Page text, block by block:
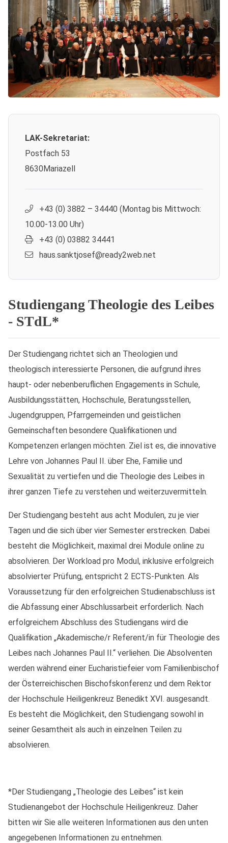
LAK-Sekretariat:
Postfach 53
8630Mariazell
+43 (0) 3882 – 34440 (Montag bis Mittwoch:
10.00-13.00 Uhr)
+43 (0) 03882 34441
haus.sanktjosef@ready2web.net
Studiengang Theologie des Leibes
- STdL*
Der Studiengang richtet sich an Theologien und
theologisch interessierte Personen, die aufgrund ihres
haupt- oder nebenberuflichen Engagements in Schule,
Ausbildungsstätten, Hochschule, Beratungsstellen,
Jugendgruppen, Pfarrgemeinden und geistlichen
Gemeinschaften besondere Qualifikationen und
Kompetenzen erlangen möchten. Ziel ist es, die innovative
Lehre von Johannes Paul II. über Ehe, Familie und
Sexualität zu vertiefen und die Theologie des Leibes in
ihrer ganzen Tiefe zu verstehen und weiterzuvermitteln.
Der Studiengang besteht aus acht Modulen, zu je vier
Tagen und die sich über vier Semester erstrecken. Dabei
besteht die Möglichkeit, maximal drei Module online zu
absolvieren. Der Workload pro Modul, inklusive erfolgreich
absolvierter Prüfung, entspricht 2 ECTS-Punkten. Als
Voraussetzung für den erfolgreichen Studienabschluss ist
die Abfassung einer Abschlussarbeit erforderlich. Nach
erfolgreichem Abschluss des Studiengans wird die
Qualifikation „Akademische/r Referent/in für Theologie des
Leibes nach Johannes Paul II.“ verliehen. Die Absolventen
werden während einer Eucharistiefeier vom Familienbischof
der Österreichischen Bischofskonferenz und dem Rektor
der Hochschule Heiligenkreuz Benedikt XVI. ausgesandt.
Es besteht die Möglichkeit, den Studiengang sowohl in
seiner Gesamtheit als auch in einzelnen Teilen zu
absolvieren.
*Der Studiengang „Theologie des Leibes“ ist kein
Studienangebot der Hochschule Heiligenkreuz. Daher
bitten wir Sie alle weiteren Informationen aus den unten
angegebenen Informationen zu entnehmen.